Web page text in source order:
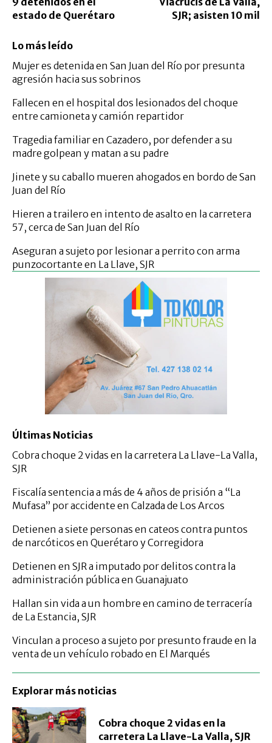
estado de Querétaro
SJR; asisten 10 mil
Lo más leído
Mujer es detenida en San Juan del Río por presunta
agresión hacia sus sobrinos
Fallecen en el hospital dos lesionados del choque
entre camioneta y camión repartidor
Tragedia familiar en Cazadero, por defender a su
madre golpean y matan a su padre
Jinete y su caballo mueren ahogados en bordo de San
Juan del Río
Hieren a trailero en intento de asalto en la carretera
57, cerca de San Juan del Río
Aseguran a sujeto por lesionar a perrito con arma
punzocortante en La Llave, SJR
Últimas Noticias
Cobra choque 2 vidas en la carretera La Llave-La Valla,
SJR
Fiscalía sentencia a más de 4 años de prisión a “La
Mufasa” por accidente en Calzada de Los Arcos
Detienen a siete personas en cateos contra puntos
de narcóticos en Querétaro y Corregidora
Detienen en SJR a imputado por delitos contra la
administración pública en Guanajuato
Hallan sin vida a un hombre en camino de terracería
de La Estancia, SJR
Vinculan a proceso a sujeto por presunto fraude en la
venta de un vehículo robado en El Marqués
Explorar más noticias
Cobra choque 2 vidas en la
carretera La Llave-La Valla, SJR